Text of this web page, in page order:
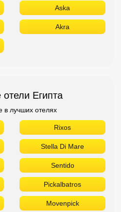
Aska
Akra
Египта
в лучших отелях
Rixos
Stella Di Mare
Sentido
Pickalbatros
Movenpick